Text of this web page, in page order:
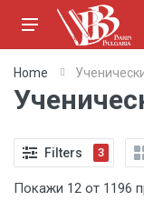
Home
Filters 3
Покажи 12 от 1196